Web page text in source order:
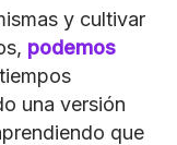
y cultivar
podemos
una versión
que